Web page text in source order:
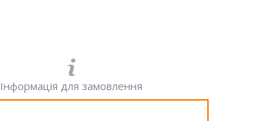
Інформація для замовлення